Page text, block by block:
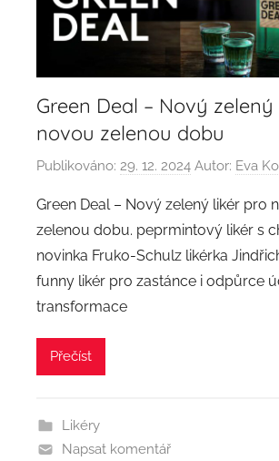
Green Deal – Nový
novou zelenou dobu
Publikováno: 29. 12. 2024 Autor: Eva
Green Deal – Nový zelený likér pro
zelenou dobu. peprmintový likér s
novinka Fruko-Schulz likérka
funny likér pro zastánce i odpůrce
transformace
Přečíst
Likéry
Napsat komentář